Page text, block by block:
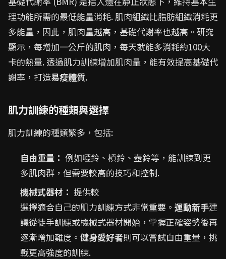
理功能所需的最低能量消耗. 肌肉組織比脂肪組織消耗更
多能量，因此，肌肉量越高，基礎代謝率也越高。研究
顯示，每增加一公斤的肌肉，每天就能多消耗約100大
卡的熱量. 透過肌力訓練增加肌肉量，能有效提高基礎代
謝率，打造易瘦體質.
肌力訓練的種類與選擇
肌力訓練的種類繁多，包括:
自由重量： 例如啞鈴、槓鈴、壺鈴等，能訓練到更
多肌肉群，但需要較高的技巧和控制.
機械式器材： 提供較
選擇適合自己的肌力訓練方式非常重要。 運動新手建
議從徒手訓練或機械式器材開始，掌握正確姿勢後再
逐漸增加難度。 健身愛好者則可以嘗試自由重量，挑
戰更高強度的訓練.